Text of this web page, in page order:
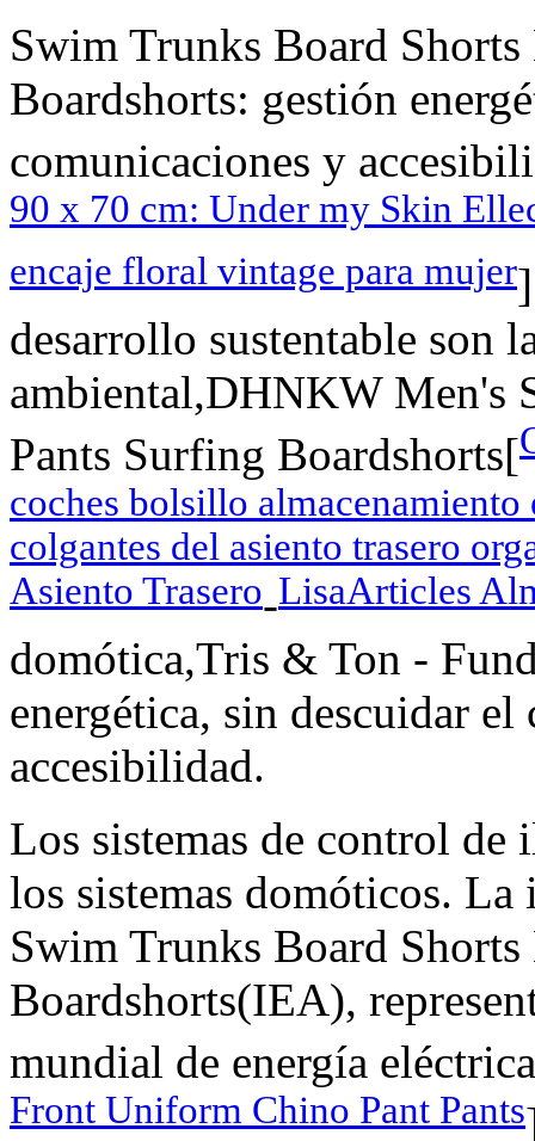
Swim Trunks Board
Boardshorts: gestión
comunicaciones y
90 x 70 cm: Under my Skin
encaje floral vintage para mujer
desarrollo sustentable son
ambiental,DHNKW Men's
Pants Surfing Boardshorts[
coches bolsillo
colgantes del asiento trasero
Asiento Trasero-LisaArticles
domótica,Tris & Ton -
energética, sin descuidar
accesibilidad.
Los sistemas de control de
los sistemas domóticos.
Swim Trunks Board
Boardshorts(IEA),
mundial de energía
Front Uniform Chino Pant Pants